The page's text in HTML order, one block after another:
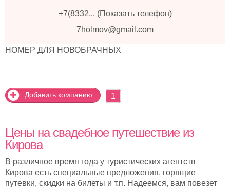
+7(8332... (Показать телефон)
7holmov@gmail.com
НОМЕР ДЛЯ НОВОБРАЧНЫХ
Добавить компанию 1
Цены на свадебное путешествие из
Кирова
В различное время года у туристических агентств
Кирова есть специальные предложения, горящие
путевки, скидки на билеты и т.п. Надеемся, вам повезет